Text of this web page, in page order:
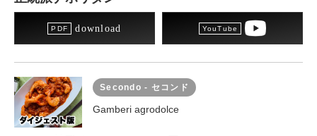
download
Secondo - セコンド
Gamberi agrodolce